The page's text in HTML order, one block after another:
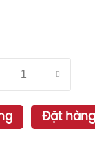
Đặt hàng